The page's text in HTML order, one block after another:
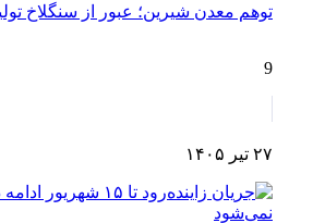
توهم معدن شیرین؛ عبور از سنگلاخ
9
۲۷ تیر ۱۴۰۵